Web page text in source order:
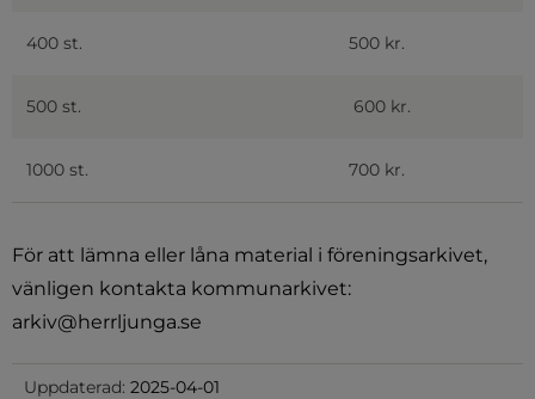
400 st. 500 kr.
500 st. 600 kr.
1000 st. 700 kr.
För att lämna eller låna material i föreningsarkivet,
vänligen kontakta kommunarkivet:
arkiv@herrljunga.se
Uppdaterad: 2025-04-01